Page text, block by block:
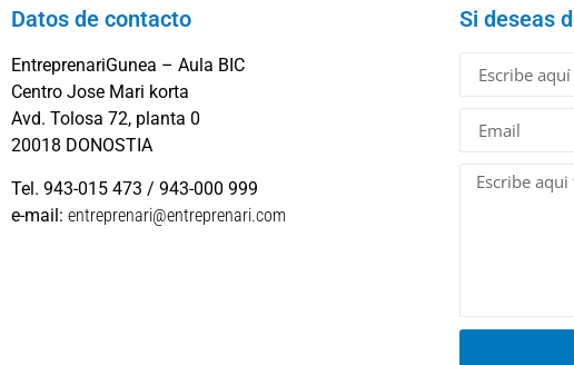
Datos de contacto
EntreprenariGunea – Aula BIC
Centro Jose Mari korta
Avd. Tolosa 72, planta 0
20018 DONOSTIA
Tel. 943-015 473 / 943-000 999
e-mail: entreprenari@entreprenari.com
Si deseas